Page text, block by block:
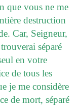
que vous ne me
destruction
Car, Seigneur,
séparé
en votre
de tous les
je me considère
de mort, séparé